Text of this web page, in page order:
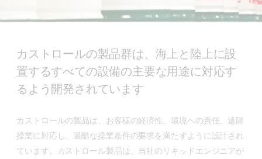
カストロールの製品群は、海上と陸上に設
置するすべての設備の主要な用途に対応す
るよう開発されています
カストロールの製品は、お客様の経済性、環境への責任、遠隔
操業に対応し、過酷な操業条件の要求を満たすように設計され
ています。カストロール製品は、当社のリキッドエンジニアが